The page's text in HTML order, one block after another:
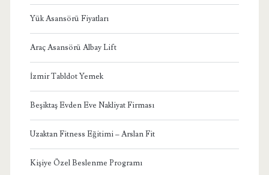
Yük Asansörü Fiyatları
Araç Asansörü Albay Lift
İzmir Tabldot Yemek
Beşiktaş Evden Eve Nakliyat Firması
Uzaktan Fitness Eğitimi – Arslan Fit
Kişiye Özel Beslenme Programı